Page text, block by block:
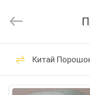
ДОМОЙ
ПРОДУКТЫ
Imp.&Exp.Co.,Ltd.
Китай